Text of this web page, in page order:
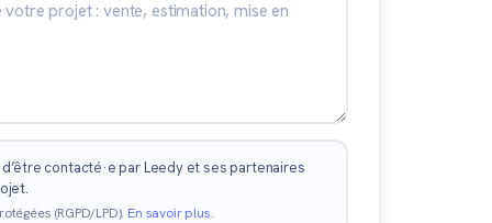
contacté·e par Leedy et ses partenaires
(RGPD/LPD). En savoir plus.